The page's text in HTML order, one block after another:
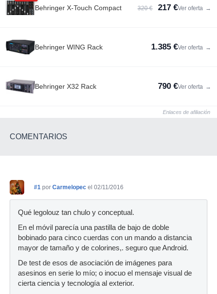
Behringer X-Touch Compact 320 € 217 €Ver oferta →
Behringer WING Rack 1.385 €Ver oferta →
Behringer X32 Rack 790 €Ver oferta →
Enlaces de afiliación
COMENTARIOS
#1 por Carmelopec el 02/11/2016
Qué legolouz tan chulo y conceptual.
En el móvil parecía una pastilla de bajo de doble
bobinado para cinco cuerdas con un mando a distancia
mayor de tamaño y de colorines,. seguro que Android.
De test de esos de asociación de imágenes para
asesinos en serie lo mío; o inocuo el mensaje visual de
cierta ciencia y tecnología al exterior.